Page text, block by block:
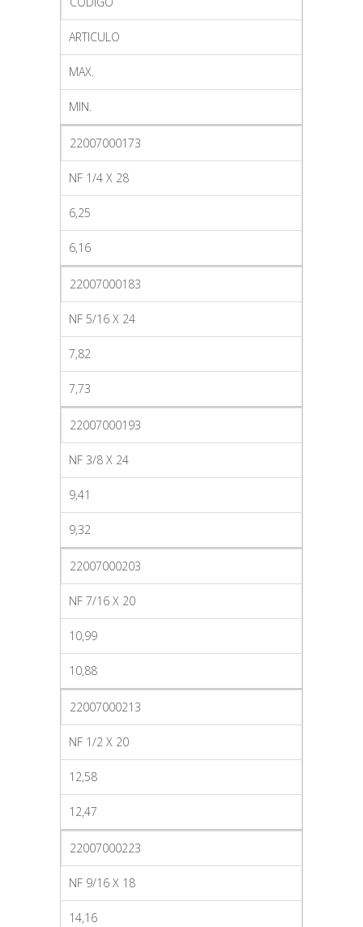
ARTICULO
MAX.
MIN.
22007000173
NF 1/4 X 28
6,25
6,16
22007000183
NF 5/16 X 24
7,82
7,73
22007000193
NF 3/8 X 24
9,41
9,32
22007000203
NF 7/16 X 20
10,99
10,88
22007000213
NF 1/2 X 20
12,58
12,47
22007000223
NF 9/16 X 18
14,16